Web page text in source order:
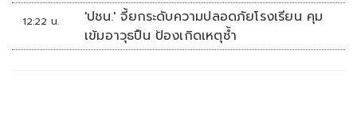
12:22 น.
'ปชน.' จี้ยกระดับความปลอดภัยโรงเรียน คุม
เข้มอาวุธปืน ป้องเกิดเหตุซ้ำ